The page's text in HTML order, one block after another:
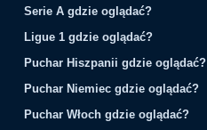
Serie A gdzie oglądać?
Ligue 1 gdzie oglądać?
Puchar Hiszpanii gdzie oglądać?
Puchar Niemiec gdzie oglądać?
Puchar Włoch gdzie oglądać?